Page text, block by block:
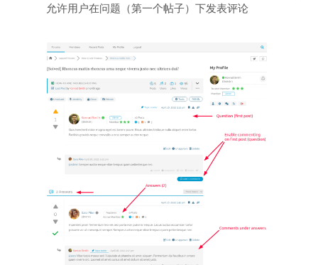
允许用户在问题（第一个帖子）下发表评论